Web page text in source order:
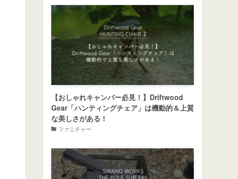
【おしゃれキャンパー必見！】Driftwood
Gear「ハンティングチェア」は機動的＆上質
な美しさがある！
ファニチャー